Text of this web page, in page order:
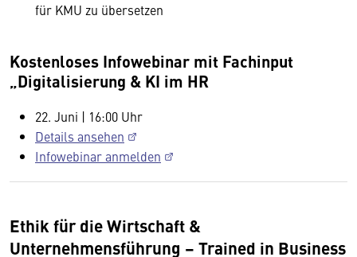
für KMU zu übersetzen
Kostenloses Infowebinar mit Fachinput
„Digitalisierung & KI im HR
22. Juni | 16:00 Uhr
Details ansehen
Infowebinar anmelden
Ethik für die Wirtschaft &
Unternehmensführung – Trained in Business